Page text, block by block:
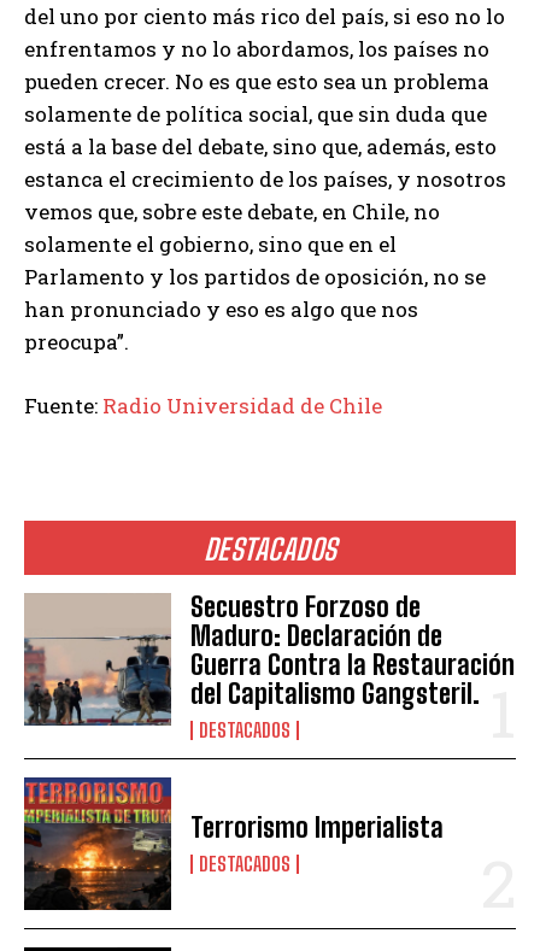
DESTACADOS
Secuestro Forzoso de
Maduro: Declaración de
Guerra Contra la Restauración
del Capitalismo Gangsteril.
DESTACADOS
Terrorismo Imperialista
DESTACADOS
del uno por ciento más rico del país, si eso no lo
enfrentamos y no lo abordamos, los países no
pueden crecer. No es que esto sea un problema
solamente de política social, que sin duda que
está a la base del debate, sino que, además, esto
estanca el crecimiento de los países, y nosotros
vemos que, sobre este debate, en Chile, no
solamente el gobierno, sino que en el
Parlamento y los partidos de oposición, no se
han pronunciado y eso es algo que nos
preocupa”.
Fuente: Radio Universidad de Chile